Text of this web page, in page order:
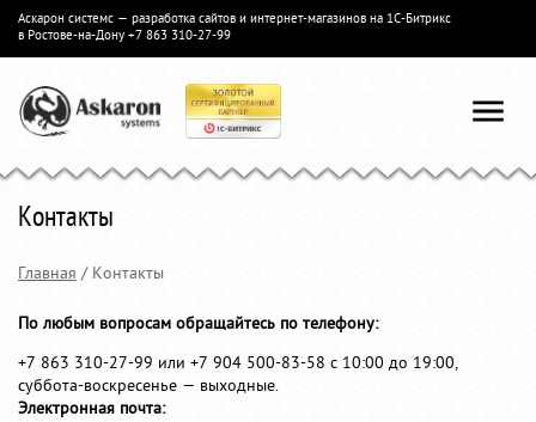
Аскарон системс — разработка сайтов и интернет-магазинов на 1С-Битрикс
в Ростове-на-Дону +7 863 310-27-99
Контакты
Главная / Контакты
По любым вопросам обращайтесь по телефону:
+7 863 310-27-99 или +7 904 500-83-58 с 10:00 до 19:00,
суббота-воскресенье — выходные.
Электронная почта: